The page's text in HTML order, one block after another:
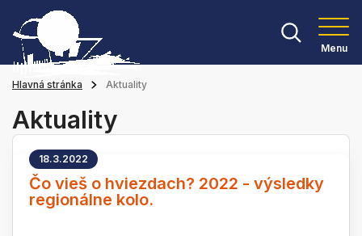
Menu
Hlavná stránka Aktuality
Aktuality
18.3.2022
Čo vieš o hviezdach? 2022 - výsledky
regionálne kolo.